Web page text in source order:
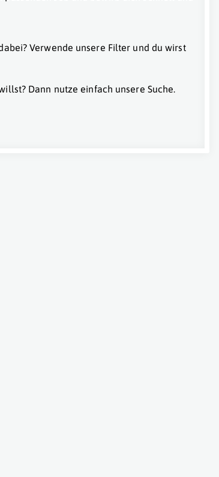
Verwende unsere Filter und du wirst
Dann nutze einfach unsere Suche.